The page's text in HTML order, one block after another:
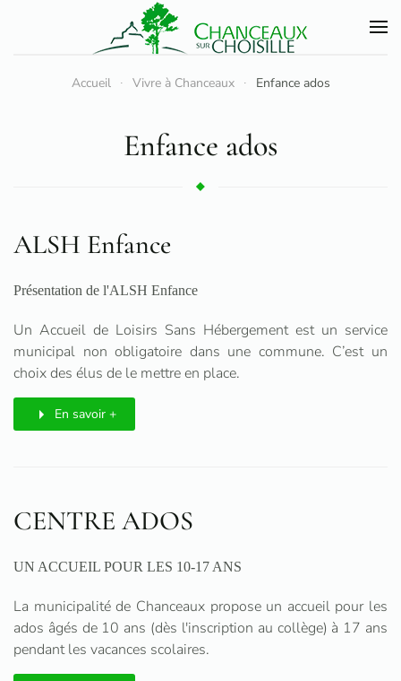
Accéder au contenu principal
Accueil Vivre à Chanceaux Enfance ados
Enfance ados
ALSH Enfance
Présentation de l'ALSH Enfance
Un Accueil de Loisirs Sans Hébergement est un service
municipal non obligatoire dans une commune. C’est un
choix des élus de le mettre en place.
En savoir +
CENTRE ADOS
UN ACCUEIL POUR LES 10-17 ANS
La municipalité de Chanceaux propose un accueil pour les
ados âgés de 10 ans (dès l'inscription au collège) à 17 ans
pendant les vacances scolaires.